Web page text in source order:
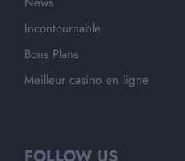
Incontournable
Bons Plans
Meilleur casino en ligne